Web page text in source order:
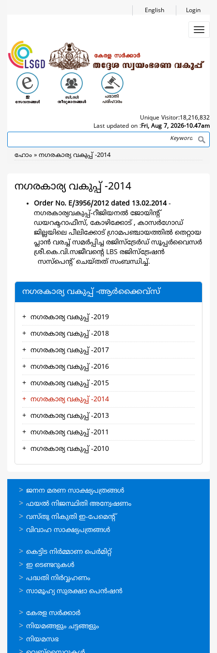
Login
English
Unique Visitor:18,216,832
Last updated on :Fri, Aug 7, 2026-10.47am
Search
Breadcrumb
ഹോം നഗരകാര്യ വകുപ്പ് -2014
നഗരകാര്യ വകുപ്പ് -2014
Order No. E/3956/2012 dated 13.02.2014-
നഗരകാര്യവകുപ്പ്-റീജിയനല്‍ ജോയിന്റ്
ഡയറക്ടറാഫീസ്, കോഴിക്കോട് , കാസര്‍ഗോഡ്
ജില്ലയിലെ പീലിക്കോട് ഗ്രാമപഞ്ചായത്തില്‍ തെറ്റായ
പ്ലാന്‍ വരച്ച് സമര്‍പ്പിച്ച രജിസ്ട്രേര്‍ഡ് സൂപ്പര്‍വൈസര്‍
ശ്രീ.കെ.വി.സജീവന്റെ LBS രജിസ്ട്രേഷന്‍
സസ്പെന്റ് ചെയ്തത് സംബന്ധിച്ച്.
നഗരകാര്യ വകുപ്പ് -ആര്‍ക്കൈവ്സ്
നഗരകാര്യ വകുപ്പ് -2019
നഗരകാര്യ വകുപ്പ് -2018
നഗരകാര്യ വകുപ്പ് -2017
നഗരകാര്യ വകുപ്പ് -2016
നഗരകാര്യ വകുപ്പ് -2015
നഗരകാര്യ വകുപ്പ് -2014
നഗരകാര്യ വകുപ്പ് -2013
നഗരകാര്യ വകുപ്പ് -2011
നഗരകാര്യ വകുപ്പ് -2010
ഓണ്‍ലൈന്‍
സേവനങ്ങള്‍
ജനന മരണ സാക്ഷ്യപത്രങ്ങള്‍
ഫയല്‍ നിജസ്ഥിതി അന്വേഷണം
വസ്തു നികുതി ഇ-പേമെന്റ്
വിവാഹ സാക്ഷ്യപത്രങ്ങള്‍
ഓണ്‍ലൈന്‍
സേവനങ്ങള്‍
കെട്ടിട നിര്‍മ്മാണ പെര്‍മിറ്റ്‌
ഇ ടെണ്ടറുകള്‍
പദ്ധതി നിര്‍വ്വഹണം
സാമൂഹ്യ സുരക്ഷാ പെന്‍ഷന്‍
ഉപയോഗപ്രദമായ
കണ്ണികള്‍
കേരള സര്‍ക്കാര്‍
നിയമങ്ങളും ചട്ടങ്ങളും
നിയമസഭ